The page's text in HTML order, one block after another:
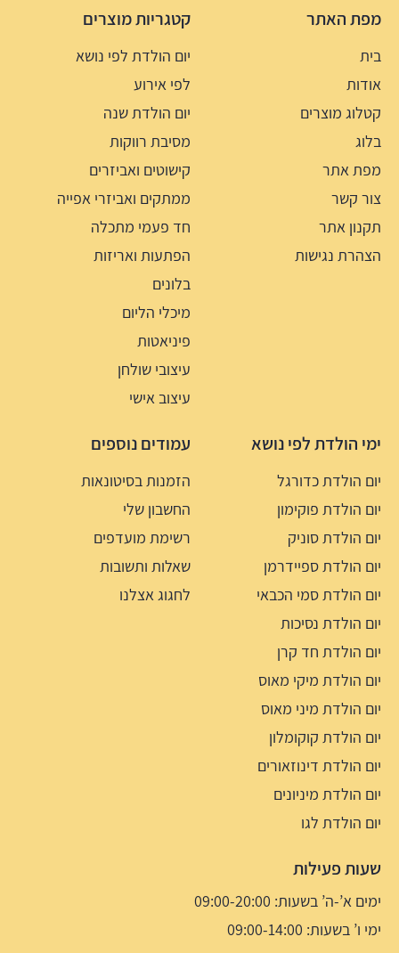
מפת האתר
בית
אודות
קטלוג מוצרים
בלוג
מפת אתר
צור קשר
תקנון אתר
הצהרת נגישות
קטגריות מוצרים
יום הולדת לפי נושא
לפי אירוע
יום הולדת שנה
מסיבת רווקות
קישוטים ואביזרים
ממתקים ואביזרי אפייה
חד פעמי מתכלה
הפתעות ואריזות
בלונים
מיכלי הליום
פיניאטות
עיצובי שולחן
עיצוב אישי
ימי הולדת לפי נושא
יום הולדת כדורגל
יום הולדת פוקימון
יום הולדת סוניק
יום הולדת ספיידרמן
יום הולדת סמי הכבאי
יום הולדת נסיכות
יום הולדת חד קרן
יום הולדת מיקי מאוס
יום הולדת מיני מאוס
יום הולדת קוקומלון
יום הולדת דינוזאורים
יום הולדת מיניונים
יום הולדת לגו
עמודים נוספים
הזמנות בסיטונאות
החשבון שלי
רשימת מועדפים
שאלות ותשובות
לחגוג אצלנו
שעות פעילות
ימים א’-ה’ בשעות: 09:00-20:00
ימי ו’ בשעות: 09:00-14:00